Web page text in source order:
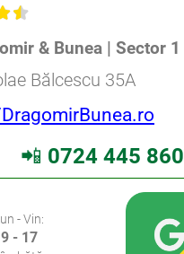
& Bunea | Sector 1
Bălcescu 35A
📲 0724 445 860
- Vin:
9 - 17